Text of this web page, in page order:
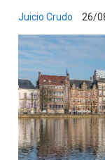
Juicio Crudo 26/